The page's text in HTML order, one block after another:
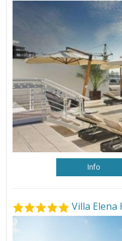
Info
Villa Elena